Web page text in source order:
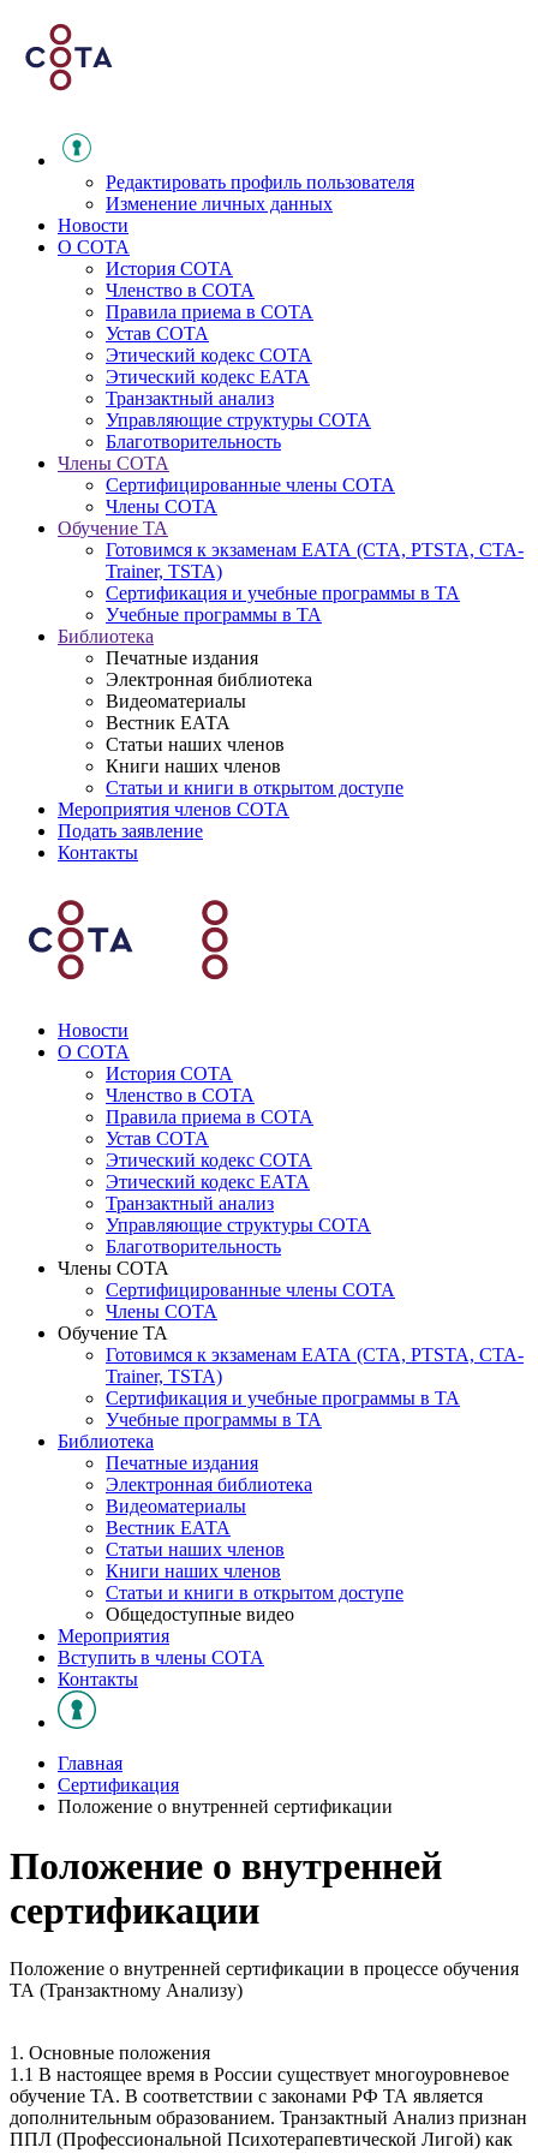
Редактировать профиль пользователя
Изменение личных данных
Новости
О СОТА
История СОТА
Членство в СОТА
Правила приема в СОТА
Устав СОТА
Этический кодекс СОТА
Этический кодекс ЕАТА
Транзактный анализ
Управляющие структуры СОТА
Благотворительность
Члены СОТА
Сертифицированные члены СОТА
Члены СОТА
Обучение ТА
Готовимся к экзаменам ЕАТА (СТА, PTSTA, СТА-
Trainer, TSTA)
Сертификация и учебные программы в ТА
Учебные программы в ТА
Библиотека
Печатные издания
Электронная библиотека
Видеоматериалы
Вестник ЕАТА
Статьи наших членов
Книги наших членов
Статьи и книги в открытом доступе
Мероприятия членов СОТА
Подать заявление
Контакты
Новости
О СОТА
История СОТА
Членство в СОТА
Правила приема в СОТА
Устав СОТА
Этический кодекс СОТА
Этический кодекс ЕАТА
Транзактный анализ
Управляющие структуры СОТА
Благотворительность
Члены СОТА
Сертифицированные члены СОТА
Члены СОТА
Обучение ТА
Готовимся к экзаменам ЕАТА (СТА, PTSTA, СТА-
Trainer, TSTA)
Сертификация и учебные программы в ТА
Учебные программы в ТА
Библиотека
Печатные издания
Электронная библиотека
Видеоматериалы
Вестник ЕАТА
Статьи наших членов
Книги наших членов
Статьи и книги в открытом доступе
Общедоступные видео
Мероприятия
Вступить в члены СОТА
Контакты
Главная
Сертификация
Положение о внутренней сертификации
Положение о внутренней
сертификации
Положение о внутренней сертификации в процессе обучения
ТА (Транзактному Анализу)
1. Основные положения
1.1 В настоящее время в России существует многоуровневое
обучение ТА. В соответствии с законами РФ ТА является
дополнительным образованием. Транзактный Анализ признан
ППЛ (Профессиональной Психотерапевтической Лигой) как